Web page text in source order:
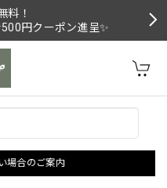
料！
円クーポン進呈✨
場合のご案内